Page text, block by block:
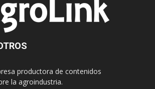
productora de contenidos
la agroindustria.